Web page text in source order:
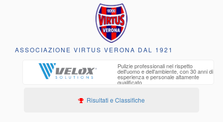
ASSOCIAZIONE VIRTUS VERONA DAL 1921
Pulizie professionali nel rispetto
dell'uomo e dell'ambiente, con 30 anni di
esperienza e personale altamente
qualificato
Risultati e Classifiche